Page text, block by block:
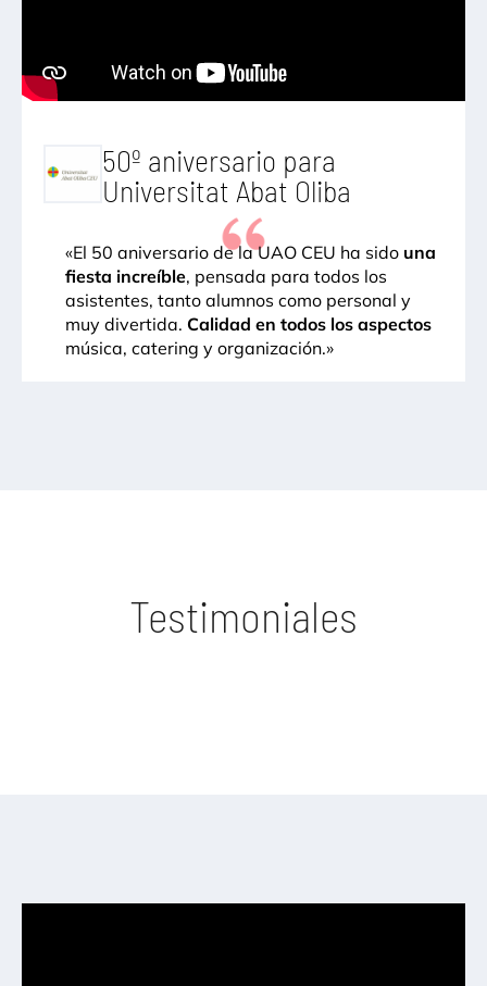
50º aniversario para
Universitat Abat Oliba
«El 50 aniversario de la UAO CEU ha sido una
fiesta increíble, pensada para todos los
asistentes, tanto alumnos como personal y
muy divertida. Calidad en todos los aspectos
música, catering y organización.»
Testimoniales